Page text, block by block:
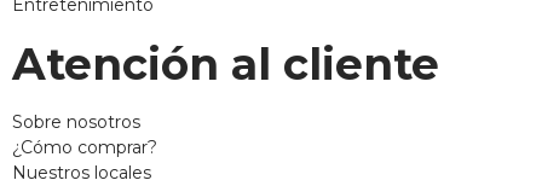
Entretenimiento
Atención al cliente
Sobre nosotros
¿Cómo comprar?
Nuestros locales